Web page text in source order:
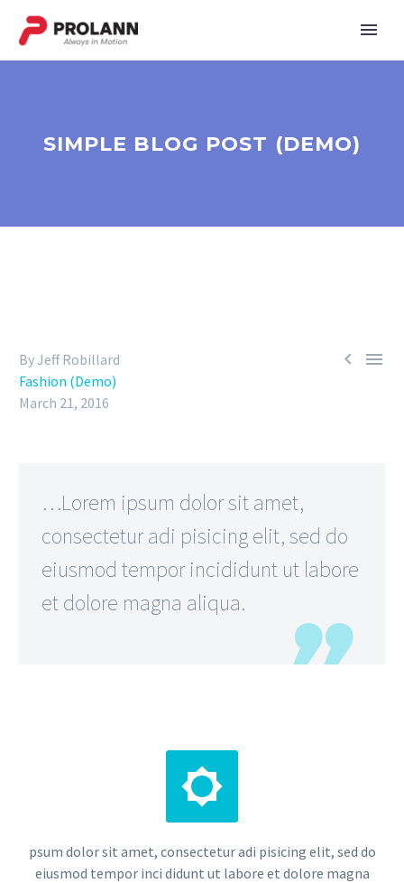
SIMPLE BLOG POST (DEMO)
 
By Jeff Robillard
Fashion (Demo)
March 21, 2016
…Lorem ipsum dolor sit amet,
consectetur adi pisicing elit, sed do
eiusmod tempor incididunt ut labore
et dolore magna aliqua.


psum dolor sit amet, consectetur adi pisicing elit, sed do
eiusmod tempor inci didunt ut labore et dolore magna